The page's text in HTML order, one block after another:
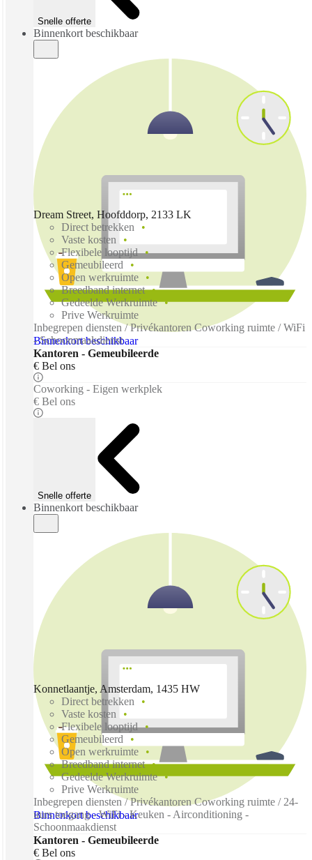
Snelle offerte
Binnenkort beschikbaar
Binnenkort beschikbaar
Dream Street, Hoofddorp, 2133 LK
Direct betrekken
Vaste kosten
Flexibele looptijd
Gemeubileerd
Open werkruimte
Breedband internet
Gedeelde Werkruimte
Prive Werkruimte
Inbegrepen diensten / Privékantoren Coworking ruimte / WiFi
- Schoonmaakdienst
Kantoren - Gemeubileerde
€ Bel ons
Coworking - Eigen werkplek
€ Bel ons
Snelle offerte
Binnenkort beschikbaar
Binnenkort beschikbaar
Konnetlaantje, Amsterdam, 1435 HW
Direct betrekken
Vaste kosten
Flexibele looptijd
Gemeubileerd
Open werkruimte
Breedband internet
Gedeelde Werkruimte
Prive Werkruimte
Inbegrepen diensten / Privékantoren Coworking ruimte / 24-
uurs toegang - WiFi - Keuken - Airconditioning -
Schoonmaakdienst
Kantoren - Gemeubileerde
€ Bel ons